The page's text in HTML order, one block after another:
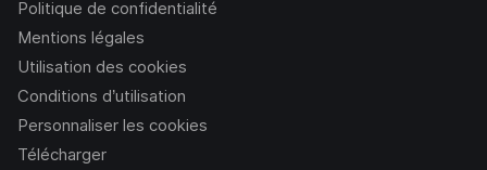
Politique de confidentialité
Mentions légales
Utilisation des cookies
Conditions d’utilisation
Personnaliser les cookies
Télécharger